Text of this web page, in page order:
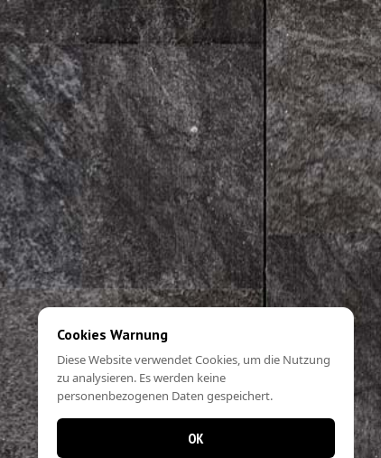
Cookies Warnung
Diese Website verwendet Cookies, um die Nutzung
zu analysieren. Es werden keine
personenbezogenen Daten gespeichert.
OK